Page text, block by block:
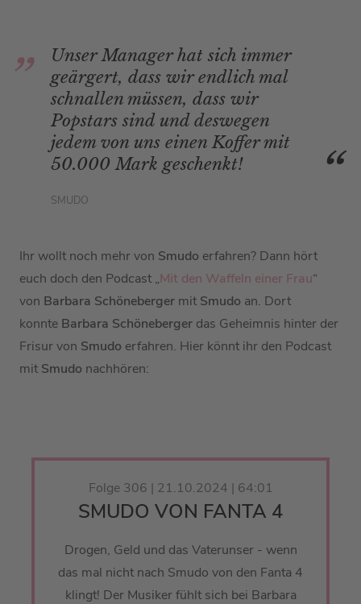
Unser Manager hat sich immer
geärgert, dass wir endlich mal
schnallen müssen, dass wir
Popstars sind und deswegen
jedem von uns einen Koffer mit
50.000 Mark geschenkt!
SMUDO
Ihr wollt noch mehr von Smudo erfahren? Dann hört
euch doch den Podcast „Mit den Waffeln einer Frau“
von Barbara Schöneberger mit Smudo an. Dort
konnte Barbara Schöneberger das Geheimnis hinter der
Frisur von Smudo erfahren. Hier könnt ihr den Podcast
mit Smudo nachhören:
Folge 306 | 21.10.2024 | 64:01
SMUDO VON FANTA 4
Drogen, Geld und das Vaterunser - wenn
das mal nicht nach Smudo von den Fanta 4
klingt! Der Musiker fühlt sich bei Barbara